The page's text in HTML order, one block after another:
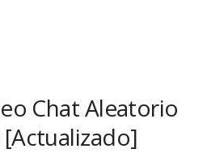
Chat Aleatorio